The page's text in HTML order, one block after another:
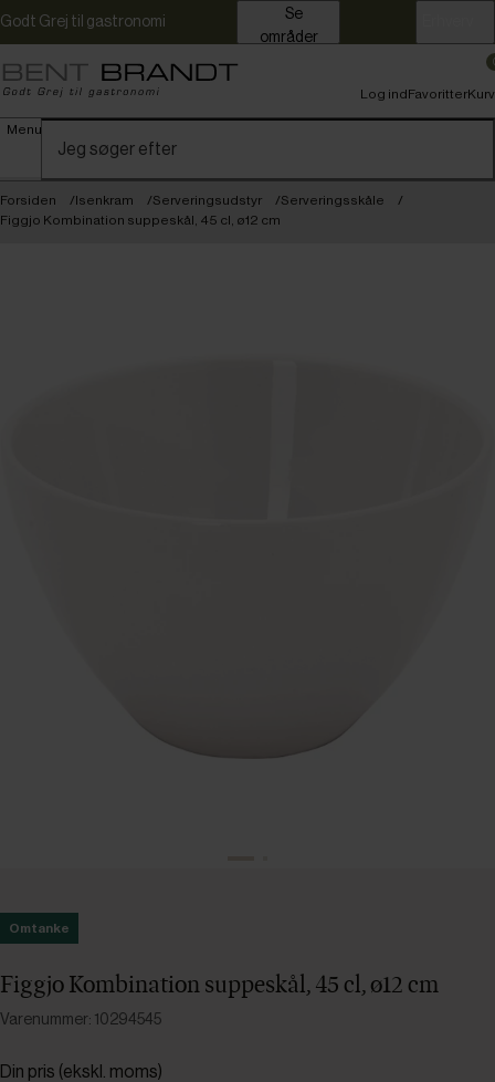
Godt Grej til gastronomi
områder
Menu
Log indFavoritterKurv
Forsiden Isenkram Serveringsudstyr
Serveringsskåle
Figgjo Kombination suppeskål, 45 cl, ø12 cm
Omtanke
Figgjo Kombination suppeskål, 45 cl, ø12 cm
Varenummer: 10294545
Din pris (ekskl. moms)